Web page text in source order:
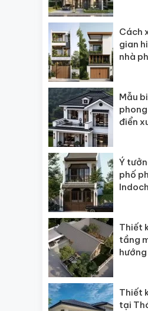
Cách
gian
nhà
Mẫu
điển
Ý
phố
Thiết
tầng
ngôi”
Thiết
tại